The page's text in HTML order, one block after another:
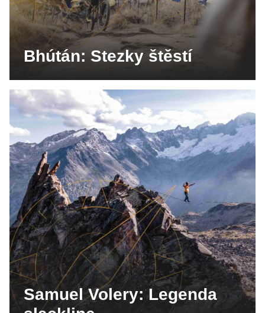
Bhútán: Stezky štěstí
Samuel Volery: Legenda